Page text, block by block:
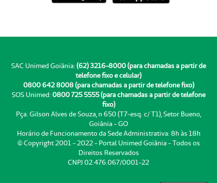
SAC Unimed Goiânia: (62) 3216-8000 (para chamadas a partir de
telefone fixo e celular)
0800 642 8008 (para chamadas a partir de telefone fixo)
SOS Unimed: 0800 725 5555 (para chamadas a partir de telefone
fixo)
Pça. Gilson Alves de Souza, n 650 (T7-esq. c/ T1), Setor Bueno,
Goiânia - GO
Horário de Funcionamento da Sede Administrativa: 8h às 18h
© Copyright 2001 - 2022 - Portal Unimed Goiânia - Todos os
Direitos Reservados
CNPJ 02.476.067/0001-22